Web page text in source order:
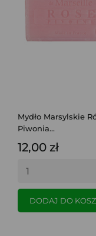
Mydło Marsylskie
Piwonia...
12,00 zł
DODAJ DO